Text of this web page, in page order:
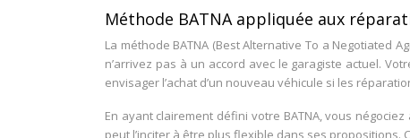
Méthode BATNA appliquée aux
La méthode BATNA (Best Alternative To a Negotiated
n’arrivez pas à un accord avec le garagiste actuel.
envisager l’achat d’un nouveau véhicule si les
En ayant clairement défini votre BATNA, vous
peut l’inciter à être plus flexible dans ses